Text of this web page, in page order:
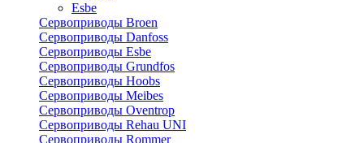
Esbe
Сервоприводы Broen
Сервоприводы Danfoss
Сервоприводы Esbe
Сервоприводы Grundfos
Сервоприводы Hoobs
Сервоприводы Meibes
Сервоприводы Oventrop
Сервоприводы Rehau UNI
Сервоприводы Rommer